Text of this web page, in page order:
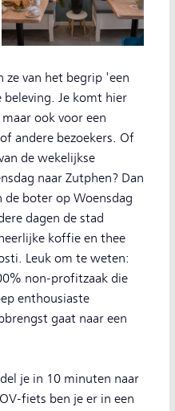
ze van het begrip 'een
Je komt hier
ook voor een
andere bezoekers. Of
de wekelijkse
naar Zutphen? Dan
de boter op Woensdag
dagen de stad
koffie en thee
Leuk om te weten:
non-profitzaak die
enthousiaste
gaat naar een
je in 10 minuten naar
fiets ben je er in een